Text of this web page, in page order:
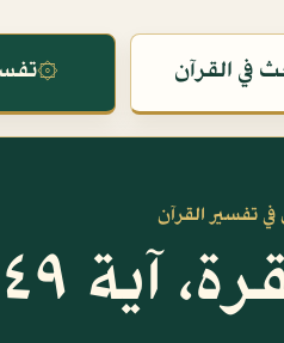
في القرآن ۞
تفسير القرآن
آية ٤٩